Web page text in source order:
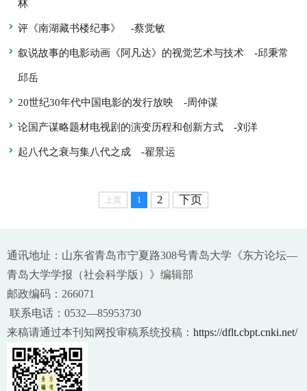
林
评《南湖藏书楼纪事》-蔡觉敏
叙说故事的电影动画《阿凡达》的视觉艺术与技术-邱秉常
邱岳
20世纪30年代中国电影的发行放映-周仲谋
论国产谋略题材电视剧的演变历程和创新方式-刘洋
起八代之衰与集八代之成-翟景运
上页 1 2 下页
通讯地址：山东省青岛市宁夏路308号青岛大学《东方论坛—
青岛大学学报（社会科学版）》编辑部
邮政编码：266071
联系电话：0532—85953730
来稿请通过本刊知网投审稿系统投稿： https://dflt.cbpt.cnki.net/